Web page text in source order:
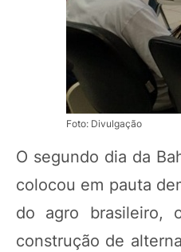
Foto: Divulgação
O segundo dia da
colocou em pauta
do agro brasileiro,
construção de